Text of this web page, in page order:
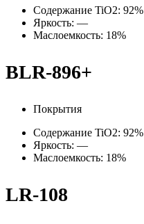
Содержание TiO2: 92%
Яркость: —
Маслоемкость: 18%
BLR-896+
Покрытия
Содержание TiO2: 92%
Яркость: —
Маслоемкость: 18%
LR-108